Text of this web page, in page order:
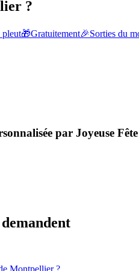
?
pleut🎁Gratuitement🎉Sorties du
par Joyeuse Fête